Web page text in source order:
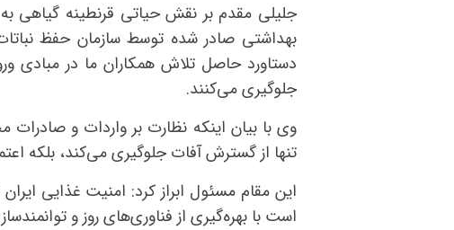
جلیلی مقدم بر نقش حیاتی قرنطینه گیاهی
بهداشتی صادر شده توسط سازمان حفظ نباتات
دستاورد حاصل تلاش همکاران ما در مبادی
جلوگیری می‌کنند.
وی با بیان اینکه نظارت بر واردات و
تنها از گسترش آفات جلوگیری می‌کند، بلکه
این مقام مسئول ابراز کرد: امنیت غذایی
است با بهره‌گیری از فناوری‌های روز و